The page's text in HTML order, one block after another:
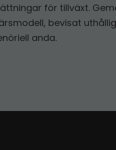
för tillväxt.
bevisat
anda.